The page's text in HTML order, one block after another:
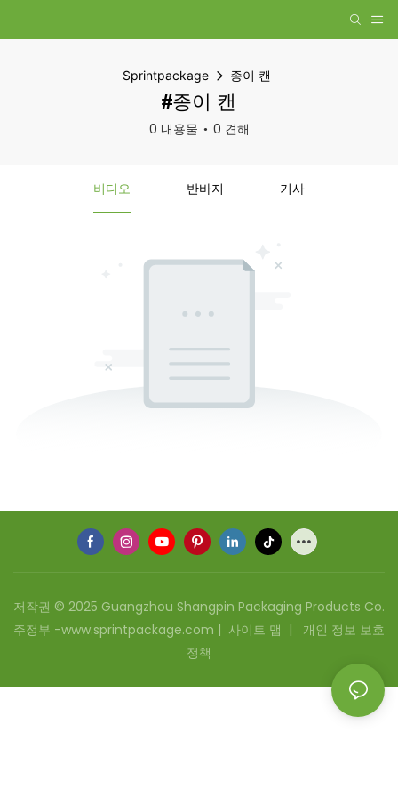
Sprintpackage 종이 캔
#종이 캔
0 내용물 0 견해
비디오 반바지 기사
저작권 © 2025 Guangzhou Shangpin Packaging Products Co.
주정부 -www.sprintpackage.com | 사이트 맵 |
개인 정보 보호
정책